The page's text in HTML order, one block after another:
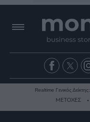
Realtime Γενικός Δείκτης:
ΜΕΤΟΧΕΣ